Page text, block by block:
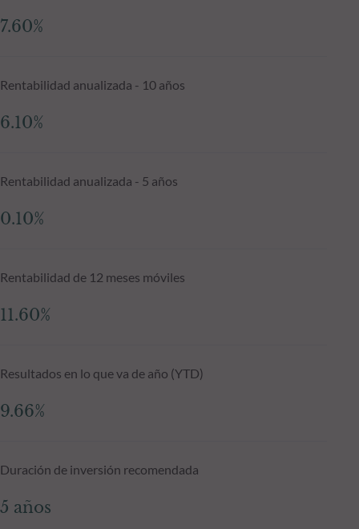
7.60%
Rentabilidad anualizada - 10 años
6.10%
Rentabilidad anualizada - 5 años
0.10%
Rentabilidad de 12 meses móviles
11.60%
Resultados en lo que va de año (YTD)
9.66%
Duración de inversión recomendada
5 años